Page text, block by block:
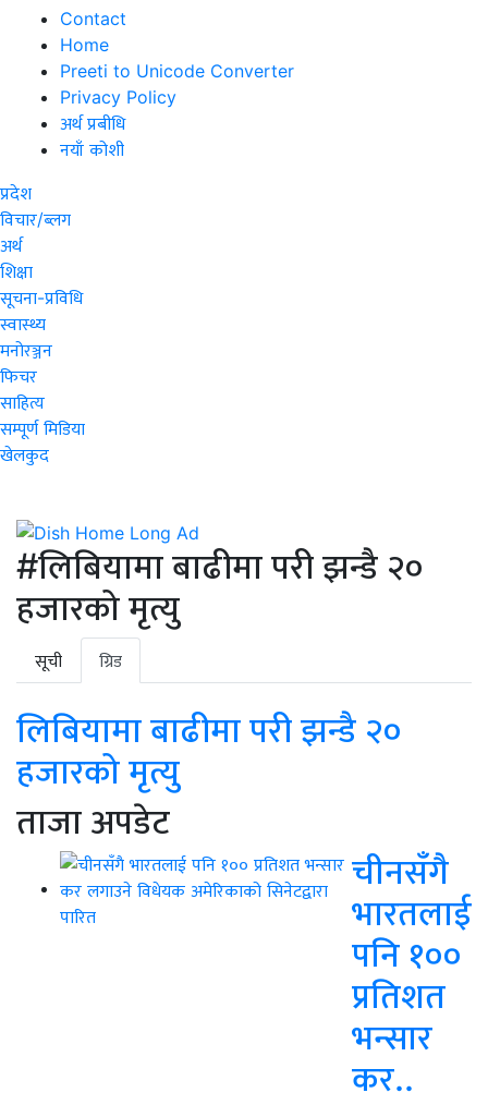
Contact
Home
Preeti to Unicode Converter
Privacy Policy
अर्थ प्रबीधि
नयाँ कोशी
प्रदेश
विचार/ब्लग
अर्थ
शिक्षा
सूचना-प्रविधि
स्वास्थ्य
मनोरञ्जन
फिचर
साहित्य
सम्पूर्ण मिडिया
खेलकुद
#लिबियामा बाढीमा परी झन्डै २०
हजारको मृत्यु
सूची ग्रिड
लिबियामा बाढीमा परी झन्डै २०
हजारको मृत्यु
ताजा अपडेट
चीनसँगै
भारतलाई
पनि १००
प्रतिशत
भन्सार
कर..